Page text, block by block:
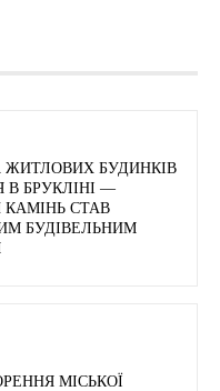
ЖИТЛОВИХ БУДИНКІВ
В БРУКЛІНІ —
СТАВ
БУДІВЕЛЬНИМ
МІСЬКОЇ